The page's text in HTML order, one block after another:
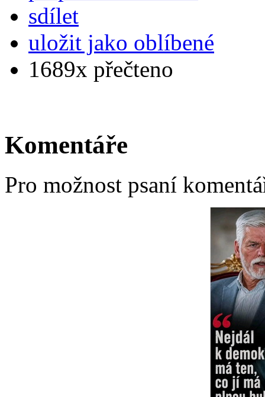
sdílet
uložit jako oblíbené
1689x přečteno
Komentáře
Pro možnost psaní